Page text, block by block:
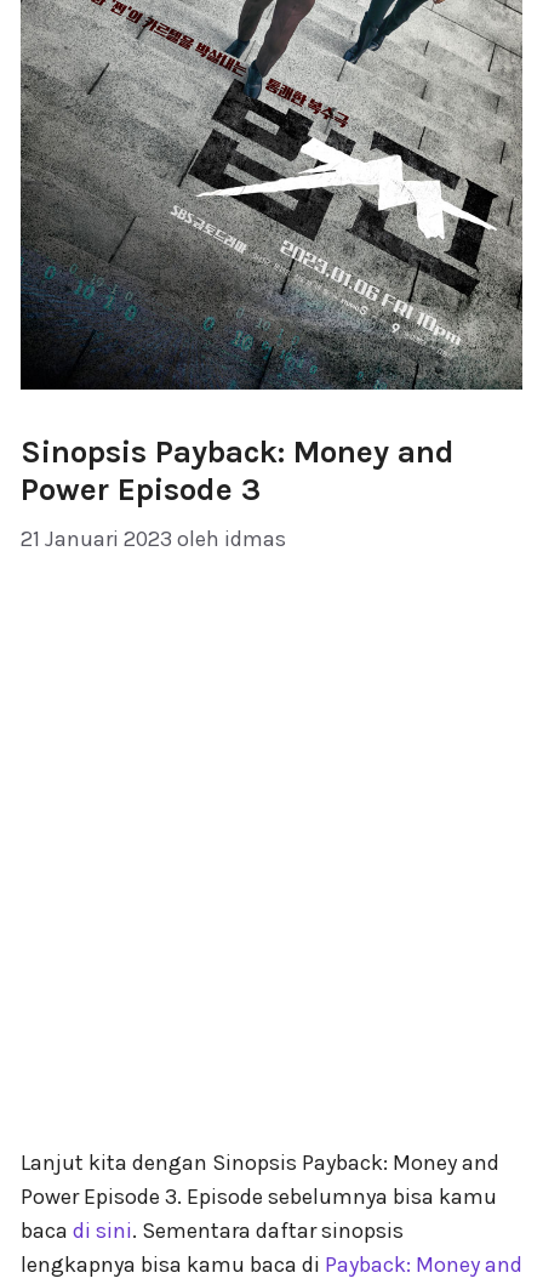
Sinopsis Payback: Money and
Power Episode 3
21 Januari 2023 oleh idmas
Lanjut kita dengan Sinopsis Payback: Money and
Power Episode 3. Episode sebelumnya bisa kamu
baca di sini. Sementara daftar sinopsis
lengkapnya bisa kamu baca di Payback: Money and